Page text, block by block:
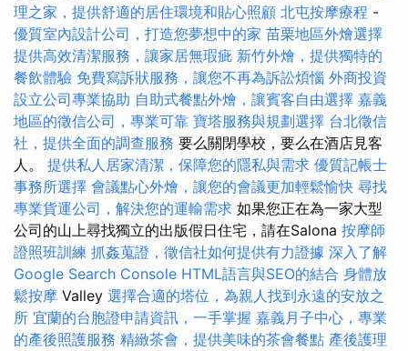
理之家，提供舒適的居住環境和貼心照顧 北屯按摩療程 -
優質室內設計公司，打造您夢想中的家 苗栗地區外燴選擇
提供高效清潔服務，讓家居無瑕疵 新竹外燴，提供獨特的
餐飲體驗 免費寫訴狀服務，讓您不再為訴訟煩惱 外商投資
設立公司專業協助 自助式餐點外燴，讓賓客自由選擇 嘉義
地區的徵信公司，專業可靠 寶塔服務與規劃選擇 台北徵信
社，提供全面的調查服務 要么關閉學校，要么在酒店見客
人。 提供私人居家清潔，保障您的隱私與需求 優質記帳士
事務所選擇 會議點心外燴，讓您的會議更加輕鬆愉快 尋找
專業貨運公司，解決您的運輸需求 如果您正在為一家大型
公司的山上尋找獨立的出版假日住宅，請在Salona 按摩師
證照班訓練 抓姦蒐證，徵信社如何提供有力證據 深入了解
Google Search Console HTML語言與SEO的結合 身體放
鬆按摩 Valley 選擇合適的塔位，為親人找到永遠的安放之
所 宜蘭的台胞證申請資訊，一手掌握 嘉義月子中心，專業
的產後照護服務 精緻茶會，提供美味的茶會餐點 產後護理